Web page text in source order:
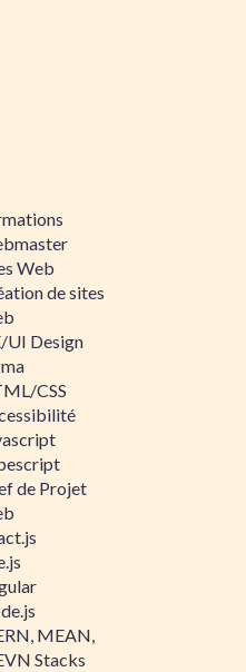
Web
de sites
UI Design
CSS
de Projet
MEAN,
Stacks